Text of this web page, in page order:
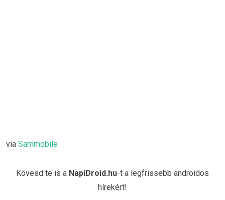
via Sammobile
Kövesd te is a NapiDroid.hu-t a legfrissebb androidos
hírekért!